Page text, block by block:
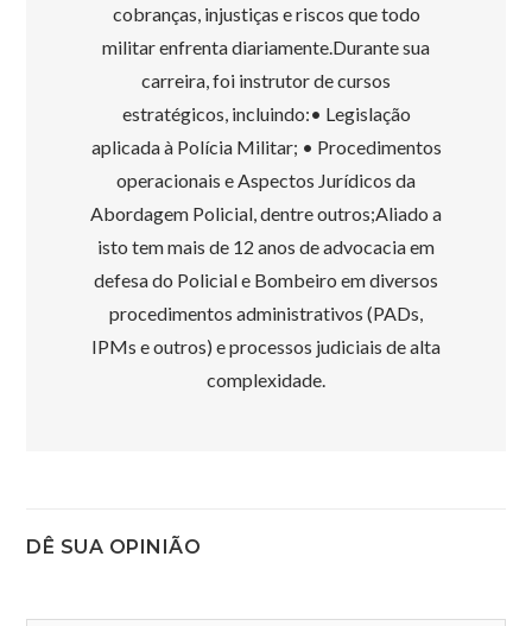
cobranças, injustiças e riscos que todo
militar enfrenta diariamente.Durante sua
carreira, foi instrutor de cursos
estratégicos, incluindo:• Legislação
aplicada à Polícia Militar; • Procedimentos
operacionais e Aspectos Jurídicos da
Abordagem Policial, dentre outros;Aliado a
isto tem mais de 12 anos de advocacia em
defesa do Policial e Bombeiro em diversos
procedimentos administrativos (PADs,
IPMs e outros) e processos judiciais de alta
complexidade.
DÊ SUA OPINIÃO